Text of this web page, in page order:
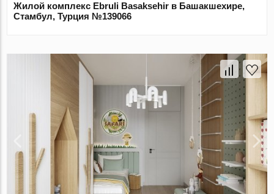
Жилой комплекс Ebruli Basaksehir в Башакшехире,
Стамбул, Турция №139066